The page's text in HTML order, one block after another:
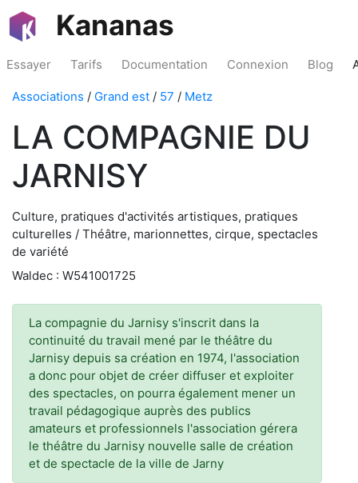
Kananas
Essayer Tarifs Documentation Connexion Blog
Associations / Grand est / 57 / Metz
LA COMPAGNIE DU
JARNISY
Culture, pratiques d'activités artistiques, pratiques
culturelles / Théâtre, marionnettes, cirque, spectacles
de variété
Waldec : W541001725
La compagnie du Jarnisy s'inscrit dans la
continuité du travail mené par le théâtre du
Jarnisy depuis sa création en 1974, l'association
a donc pour objet de créer diffuser et exploiter
des spectacles, on pourra également mener un
travail pédagogique auprès des publics
amateurs et professionnels l'association gérera
le théâtre du Jarnisy nouvelle salle de création
et de spectacle de la ville de Jarny